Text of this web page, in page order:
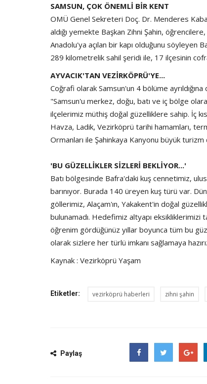
SAMSUN, ÇOK ÖNEMLİ BİR KENT
OMÜ Genel Sekreteri Doç. Dr. Menderes
aldığı yemekte Başkan Zihni Şahin,
Anadolu'ya açılan bir kapı olduğunu söyleyen
289 kilometrelik sahil şeridi ile, 17 ilçesinin
AYVACIK'TAN VEZİRKÖPRÜ'YE...
Coğrafi olarak Samsun'un 4 bölüme
"Samsun'u merkez, doğu, batı ve iç bölge
ilçelerimiz müthiş doğal güzelliklere sahip. İç
Havza, Ladik, Vezirköprü tarihi hamamları,
Ormanları ile Şahinkaya Kanyonu büyük
'BU GÜZELLİKLER SİZLERİ BEKLİYOR...'
Batı bölgesinde Bafra'daki kuş cennetimiz,
barınıyor. Burada 140 üreyen kuş türü var.
göllerimiz, Alaçam'ın, Yakakent'in doğal
bulunamadı. Hedefimiz altyapı
öğrenim gördüğünüz yıllar boyunca tüm bu
olarak sizlere her türlü imkanı sağlamaya
Kaynak : Vezirköprü Yaşam
Etiketler: vezirköprü haberleri zihni şahin
Paylaş